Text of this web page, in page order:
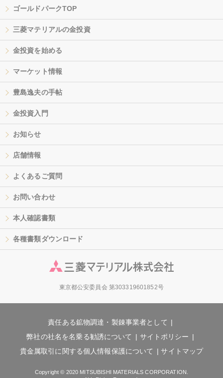
ゴールドパークTOP
三菱マテリアルの金投資
金投資を始める
マーケット情報
豊島逸夫の手帖
金投資入門
お知らせ
店舗情報
よくあるご質問
お問い合わせ
本人確認書類
各種書類ダウンロード
東京都公安委員会 第303319601852号
責任ある鉱物調達・製錬事業者として
弊社の社名を名乗る勧誘について
サイトポリシー
貴金属取引に関する個人情報保護について
サイトマップ
Copyright © 2020 MITSUBISHI MATERIALS CORPORATION.